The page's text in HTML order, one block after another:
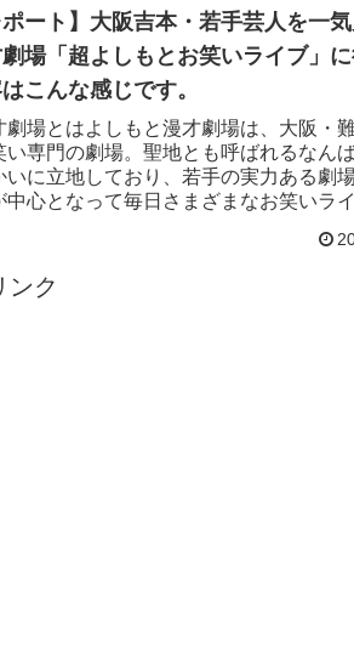
ポート】大阪吉本・若手芸人を一
場「超よしもとお笑いライブ」
こんな感じです。
劇場とはよしもと漫才劇場は、大阪・
い専門の劇場。聖地とも呼ばれるなん
いに立地しており、若手の実力ある劇
中心となって毎日さまざまなお笑いラ
ンク